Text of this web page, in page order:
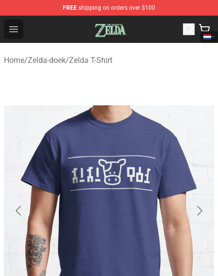
FREE shipping on orders over $100
Open menu
The Legend of Zelda Store - Official The Legend of
Home/Zelda-doek/Zelda T-Shirt